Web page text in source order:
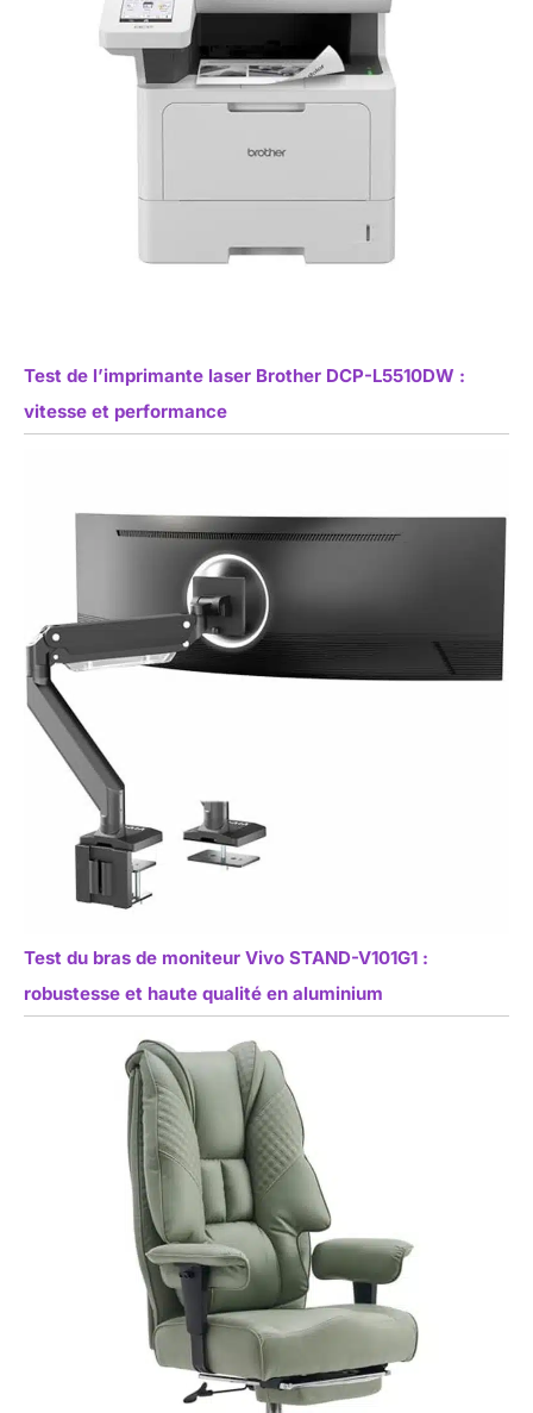
Test de l’imprimante laser Brother DCP-L5510DW :
vitesse et performance
Test du bras de moniteur Vivo STAND-V101G1 :
robustesse et haute qualité en aluminium